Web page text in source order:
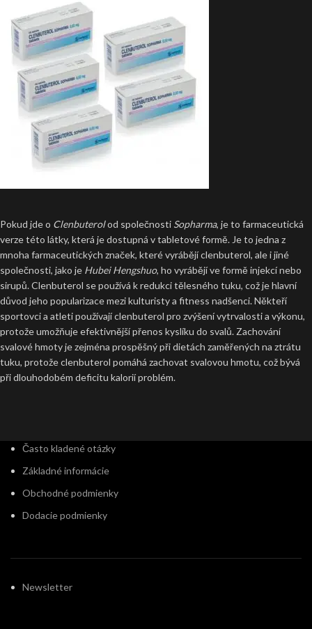
Pokud jde o Clenbuterolod společnosti Sopharma, je to farmaceutická
verze této látky, která je dostupná v tabletové formě. Je to jedna z
mnoha farmaceutických značek, které vyrábějí clenbuterol, ale i jiné
společnosti, jako je Hubei Hengshuo, ho vyrábějí ve formě injekcí nebo
sirupů. Clenbuterol se používá k redukci tělesného tuku, což je hlavní
důvod jeho popularizace mezi kulturisty a fitness nadšenci. Někteří
sportovci a atleti používají clenbuterol pro zvýšení vytrvalosti a výkonu,
protože umožňuje efektivnější přenos kyslíku do svalů. Zachování
svalové hmoty je zejména prospěšný při dietách zaměřených na ztrátu
tuku, protože clenbuterol pomáhá zachovat svalovou hmotu, což bývá
při dlouhodobém deficitu kalorií problém.
Často kladené otázky
Základné informácie
Obchodné podmienky
Dodacie podmienky
Newsletter